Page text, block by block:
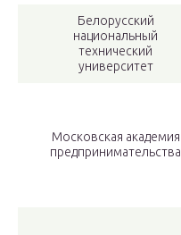
Белорусский
национальный
технический
университет
Московская академия
предпринимательства